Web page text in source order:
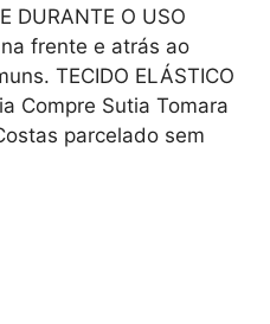
DURANTE O USO
frente e atrás ao
TECIDO ELÁSTICO
Compre Sutia Tomara
parcelado sem